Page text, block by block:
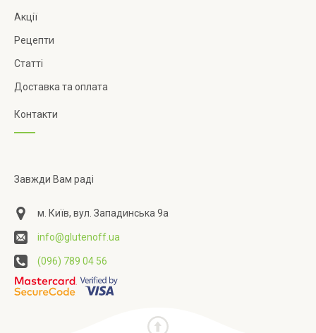
Акції
Рецепти
Статті
Доставка та оплата
Контакти
Завжди Вам раді
м. Київ, вул. Западинська 9а
info@glutenoff.ua
(096) 789 04 56